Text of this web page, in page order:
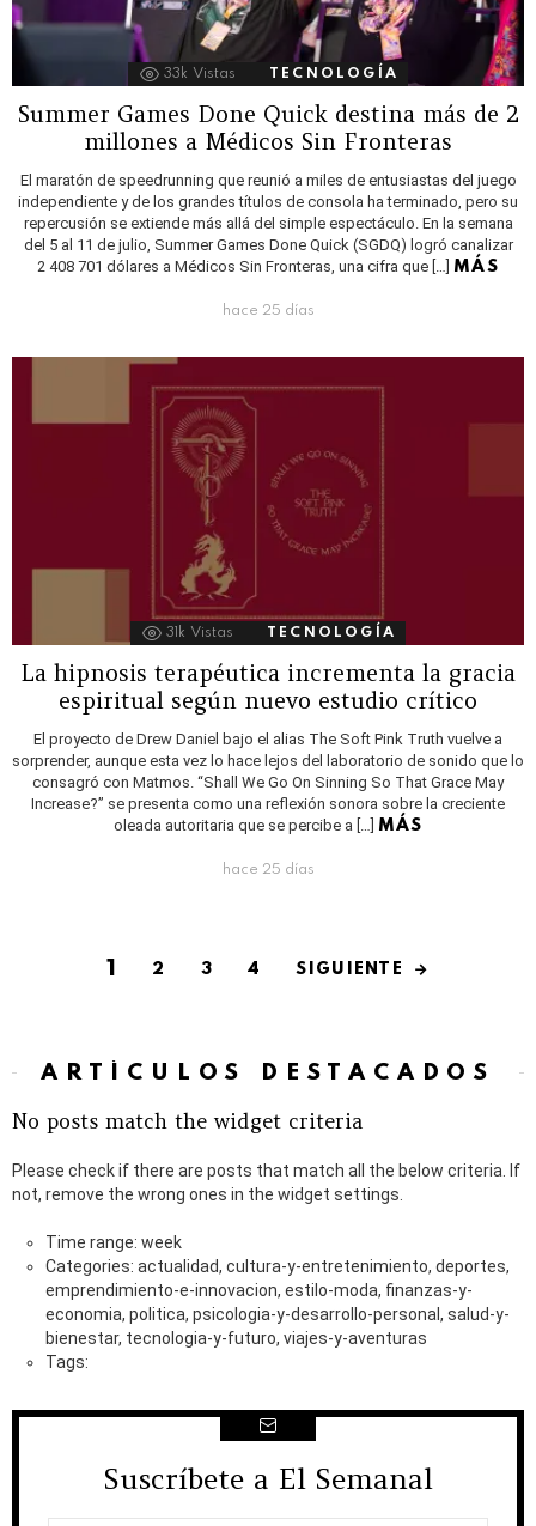
33k Vistas TECNOLOGÍA
Summer Games Done Quick destina más de 2
millones a Médicos Sin Fronteras
El maratón de speedrunning que reunió a miles de entusiastas del juego
independiente y de los grandes títulos de consola ha terminado, pero su
repercusión se extiende más allá del simple espectáculo. En la semana
del 5 al 11 de julio, Summer Games Done Quick (SGDQ) logró canalizar
2 408 701 dólares a Médicos Sin Fronteras, una cifra que […] MÁS
hace 25 días
31k Vistas TECNOLOGÍA
La hipnosis terapéutica incrementa la gracia
espiritual según nuevo estudio crítico
El proyecto de Drew Daniel bajo el alias The Soft Pink Truth vuelve a
sorprender, aunque esta vez lo hace lejos del laboratorio de sonido que lo
consagró con Matmos. “Shall We Go On Sinning So That Grace May
Increase?” se presenta como una reflexión sonora sobre la creciente
oleada autoritaria que se percibe a […]
MÁS
hace 25 días
1 2 3 4 SIGUIENTE
ARTÍCULOS DESTACADOS
No posts match the widget criteria
Please check if there are posts that match all the below criteria. If
not, remove the wrong ones in the widget settings.
Time range: week
Categories: actualidad, cultura-y-entretenimiento, deportes,
emprendimiento-e-innovacion, estilo-moda, finanzas-y-
economia, politica, psicologia-y-desarrollo-personal, salud-y-
bienestar, tecnologia-y-futuro, viajes-y-aventuras
Tags:
NEWSLETTER
Suscríbete a El Semanal